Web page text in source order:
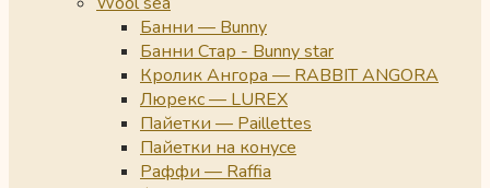
Банни — Bunny
Банни Стар - Bunny star
Кролик Ангора — RABBIT ANGORA
Люрекс — LUREX
Пайетки — Paillettes
Пайетки на конусе
Раффи — Raffia